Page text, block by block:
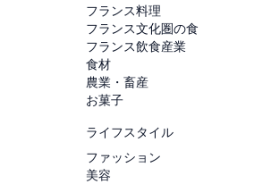
フランス料理
フランス文化圏の食
フランス飲食産業
食材
農業・畜産
お菓子
ライフスタイル
ファッション
美容